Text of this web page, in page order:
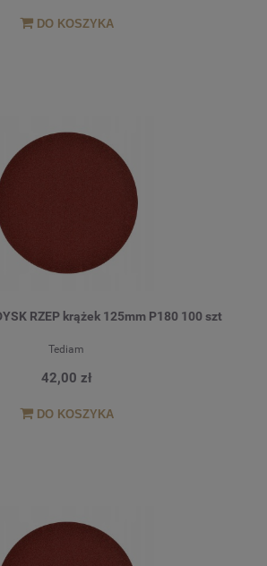
DO KOSZYKA
RZEP krążek 125mm P180 100 szt
Tediam
42,00 zł
DO KOSZYKA